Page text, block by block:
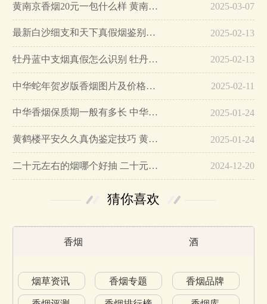
黄南京香烟20元一包什么样 黄南京香烟真假鉴别… 2025-03-07
最新白沙细支和天下真假烟鉴别指南… 2025-02-13
牡丹蓝中支烟真假怎么识别 牡丹蓝中支烟真假鉴别带图… 2025-02-13
中华蛇年贺岁版香烟图片及价格大全… 2025-02-11
中华香烟保质期一般有多长 中华香烟保质期在哪里看的… 2025-01-24
黄鹤楼平安久久真伪鉴定技巧 黄鹤楼平安久久二维码在哪里… 2025-01-24
二十元左右的烟哪个好抽 二十元左右的香烟排行榜最新款… 2024-12-20
猜你喜欢
香烟 酒
烟草资讯 香烟专题 香烟品牌